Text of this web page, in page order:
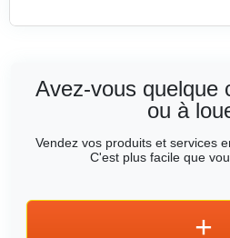
Avez-vous quelque
ou à
Vendez vos produits et services
C'est plus facile que